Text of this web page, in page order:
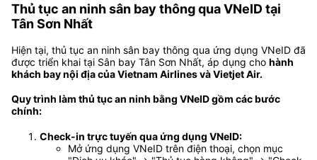
Thủ tục an ninh sân bay thông qua VNeID tại
Tân Sơn Nhất
Hiện tại, thủ tục an ninh sân bay thông qua ứng dụng VNeID đã
được triển khai tại Sân bay Tân Sơn Nhất, áp dụng cho hành
khách bay nội địa của Vietnam Airlines và Vietjet Air.
Quy trình làm thủ tục an ninh bằng VNeID gồm các bước
chính:
Check-in trực tuyến qua ứng dụng VNeID:
Mở ứng dụng VNeID trên điện thoại, chọn mục